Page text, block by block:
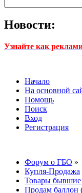
Новости:
Узнайте как
Начало
На основной
Помощь
Поиск
Вход
Регистрация
Форум о ГБО »
Купля-Продажа
Товары бывшие
Продам баллон